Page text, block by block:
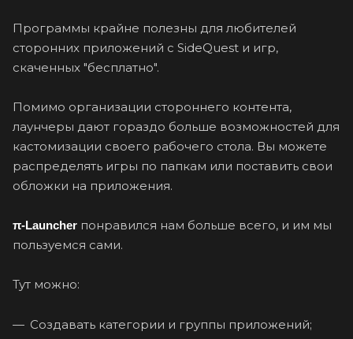
Программы крайне полезны для любителей
сторонних приложений с SideQuest и игр,
скаченных "бесплатно".
Помимо организации стороннего контента,
лаунчеры дают гораздо больше возможностей для
кастомизации своего рабочего стола. Вы можете
распределять игры по папкам или поставить свои
обложки на приложения.
π-Launcher понравился нам больше всего, и им мы
пользуемся сами.
Тут можно:
Создавать категории и группы приложений;